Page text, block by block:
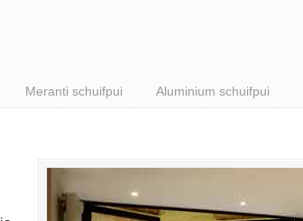
Meranti schuifpui Aluminium schuifpui